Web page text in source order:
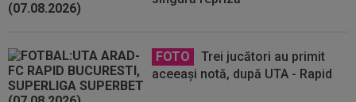
FOTO
Trei jucători au primit
aceeași notă, după UTA - Rapid